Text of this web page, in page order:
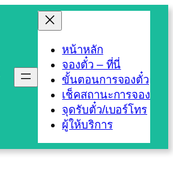
หน้าหลัก
จองตั๋ว – ที่นี่
ขั้นตอนการจองตั๋ว
เช็คสถานะการจอง
จุดรับตั๋ว/เบอร์โทร
ผู้ให้บริการ